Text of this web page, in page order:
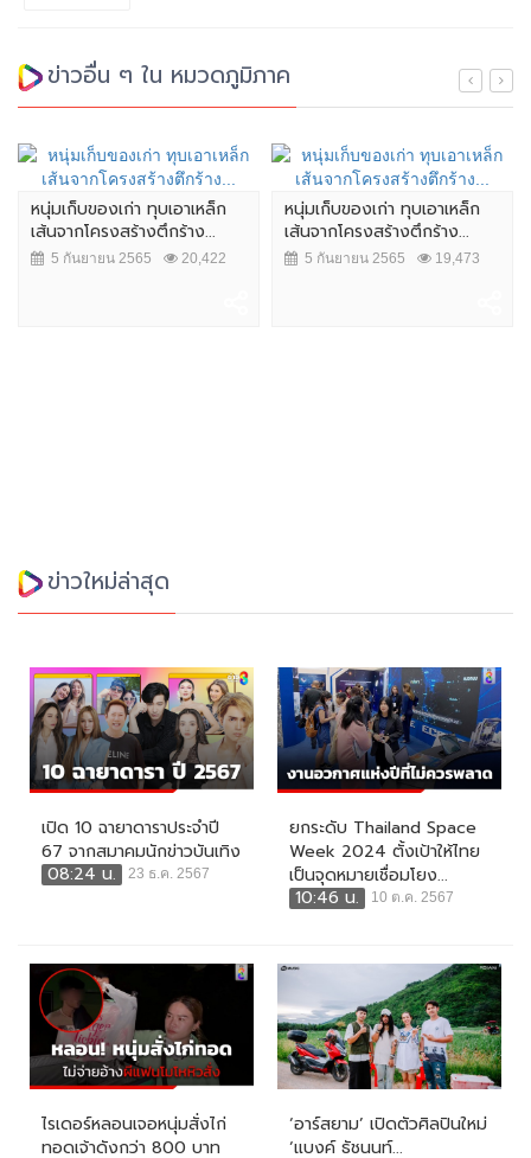
ข่าวอื่น ๆ ใน หมวดภูมิภาค
หนุ่มเก็บของเก่า ทุบเอาเหล็ก
เส้นจากโครงสร้างตึกร้าง...
5 กันยายน 2565 20,422
หนุ่มเก็บของเก่า ทุบเอาเหล็ก
เส้นจากโครงสร้างตึกร้าง...
5 กันยายน 2565 19,473
ข่าวใหม่ล่าสุด
เปิด 10 ฉายาดาราประจำปี
67 จากสมาคมนักข่าวบันเทิง
08:24 น.
23 ธ.ค. 2567
ยกระดับ Thailand Space
Week 2024 ตั้งเป้าให้ไทย
เป็นจุดหมายเชื่อมโยง...
10:46 น.
10 ต.ค. 2567
ไรเดอร์หลอนเจอหนุ่มสั่งไก่
ทอดเจ้าดังกว่า 800 บาท
‘อาร์สยาม’ เปิดตัวศิลปินใหม่
‘แบงค์ ธัชนนท์...